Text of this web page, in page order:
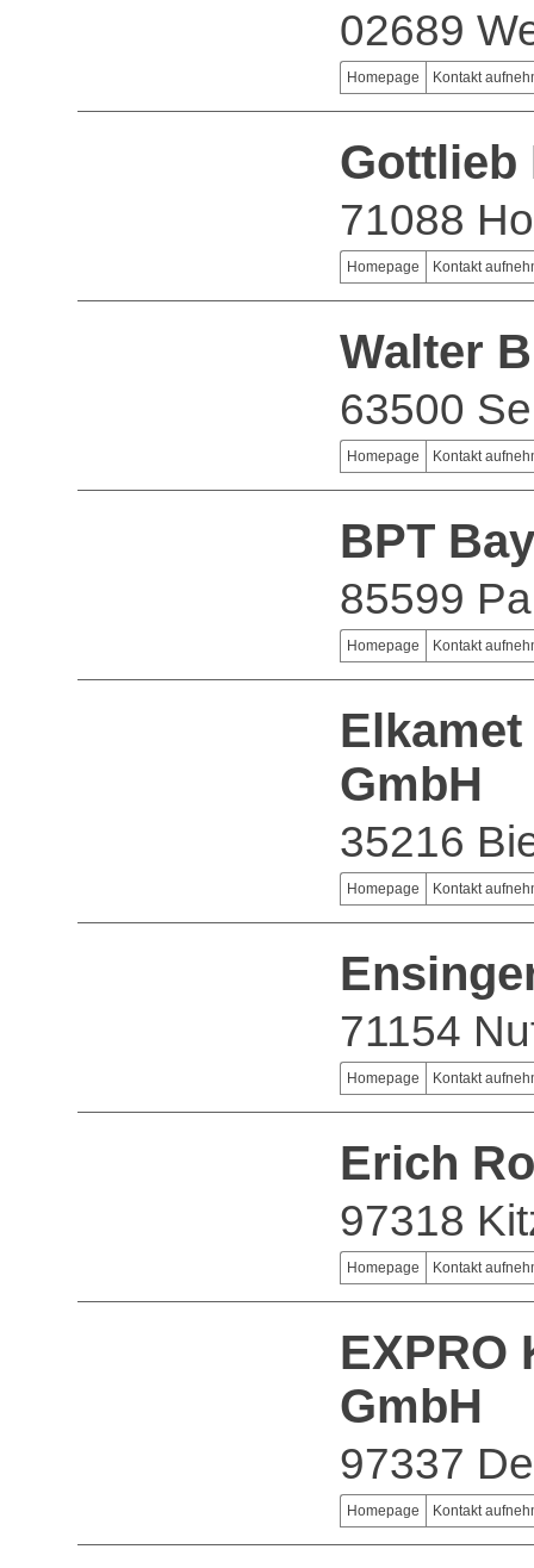
02689
Homepage Kontakt
Gottlieb
71088
Homepage Kontakt
Walter
63500
Homepage Kontakt
BPT
85599
Homepage Kontakt
GmbH
35216
Homepage Kontakt
71154
Homepage Kontakt
Erich
97318
Homepage Kontakt
EXPRO
GmbH
97337
Homepage Kontakt